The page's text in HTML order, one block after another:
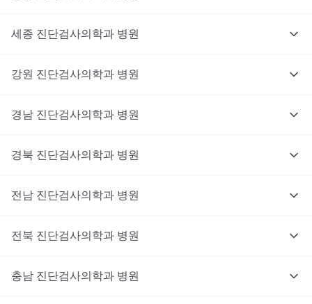
세종 진단검사의학과 병원
강원 진단검사의학과 병원
경남 진단검사의학과 병원
경북 진단검사의학과 병원
전남 진단검사의학과 병원
전북 진단검사의학과 병원
충남 진단검사의학과 병원
대기없이 진료를 받고 싶으신가요?